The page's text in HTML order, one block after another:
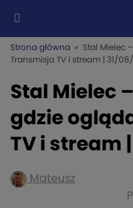
Strona główna » Stal Mielec
Transmisja TV i stream | 31/
Stal Mielec
gdzie
TV i stream
Mateusz